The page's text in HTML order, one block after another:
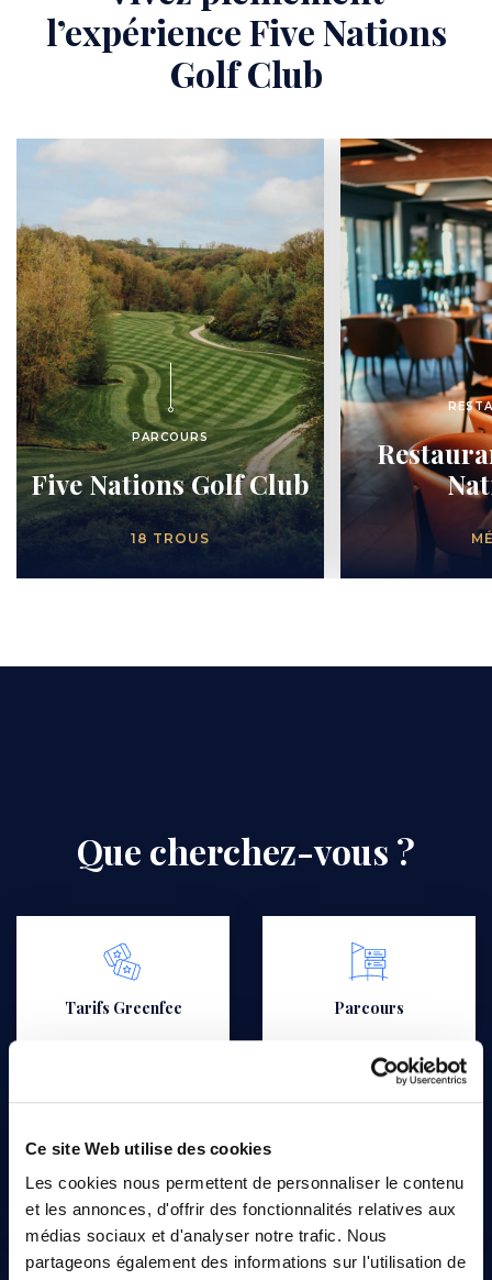
Ce site Web utilise des cookies
Les cookies nous permettent de personnaliser le contenu
et les annonces, d'offrir des fonctionnalités relatives aux
médias sociaux et d'analyser notre trafic. Nous
partageons également des informations sur l'utilisation de
l’expérience Five Nations
Golf Club
PARCOURS
Five Nations Golf Club
18 TROUS
HORECA
CATEGORIES
Titre
accroche
Que cherchez-vous ?
Tarifs Greenfee Parcours
évènement